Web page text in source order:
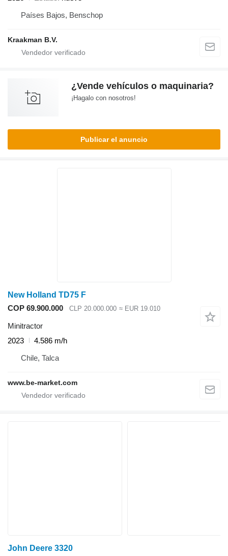
Países Bajos, Benschop
Kraakman B.V.
¿Vende vehículos o maquinaria?
¡Hagalo con nosotros!
Publicar el anuncio
New Holland TD75 F
COP 69.900.000
CLP 20.000.000 ≈ EUR 19.010
Minitractor
2023
4.586 m/h
Chile, Talca
www.be-market.com
John Deere 3320